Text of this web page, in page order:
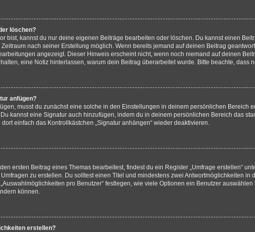
löschen?
bist, kannst du nur deine eigenen Beiträge bearbeiten oder löschen. Du kannst einen
nach seiner Erstellung möglich. Wenn bereits jemand auf deinen Beitrag
angezeigt. Dieser Hinweis erscheint nicht, wenn noch niemand auf deinen
eine Notiz hinterlassen, warum dein Beitrag überarbeitet wurde. Bitte beachte,
anfügen?
musst du zunächst eine solche in den Einstellungen in deinem persönlichen
kannst eine Signatur auch hinzufügen, indem du in deinem persönlichen Bereich das
einfach das Kontrollkästchen „Signatur anhängen“ wieder deaktivieren.
ersten Beitrag eines Themas bearbeitest, findest du ein Register „Umfrage erstellen“
zu erstellen. Du solltest einen Titel und mindestens zwei Antwortmöglichkeiten
pro Benutzer“ festlegen, wie viele Optionen ein Benutzer
können.
erstellen?